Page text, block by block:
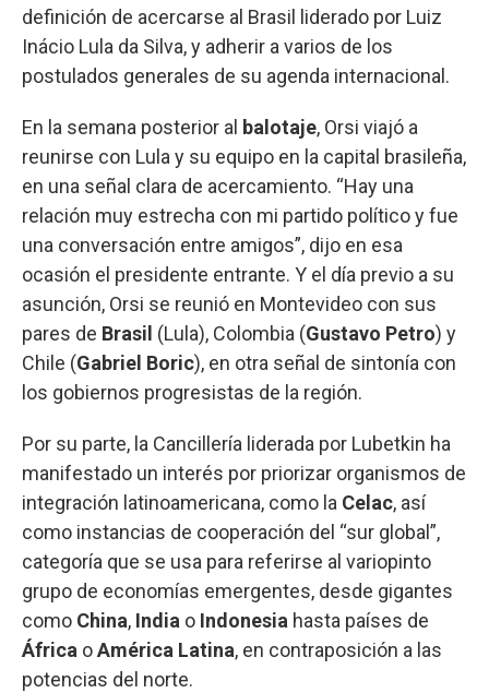
definición de acercarse al Brasil liderado por Luiz
Inácio Lula da Silva, y adherir a varios de los
postulados generales de su agenda internacional.
En la semana posterior al balotaje, Orsi viajó a
reunirse con Lula y su equipo en la capital brasileña,
en una señal clara de acercamiento. “Hay una
relación muy estrecha con mi partido político y fue
una conversación entre amigos”, dijo en esa
ocasión el presidente entrante. Y el día previo a su
asunción, Orsi se reunió en Montevideo con sus
pares de Brasil (Lula), Colombia (Gustavo Petro) y
Chile (Gabriel Boric), en otra señal de sintonía con
los gobiernos progresistas de la región.
Por su parte, la Cancillería liderada por Lubetkin ha
manifestado un interés por priorizar organismos de
integración latinoamericana, como la Celac, así
como instancias de cooperación del “sur global”,
categoría que se usa para referirse al variopinto
grupo de economías emergentes, desde gigantes
como China, India o Indonesia hasta países de
África oAmérica Latina, en contraposición a las
potencias del norte.